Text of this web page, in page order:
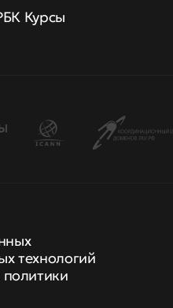
Курсы
технологий